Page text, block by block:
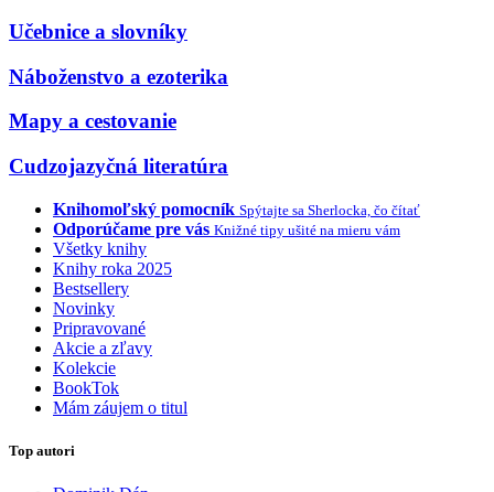
Učebnice a slovníky
Náboženstvo a ezoterika
Mapy a cestovanie
Cudzojazyčná literatúra
Knihomoľský pomocník Spýtajte sa Sherlocka, čo čítať
Odporúčame pre vás Knižné tipy ušité na mieru vám
Všetky knihy
Knihy roka 2025
Bestsellery
Novinky
Pripravované
Akcie a zľavy
Kolekcie
BookTok
Mám záujem o titul
Top autori